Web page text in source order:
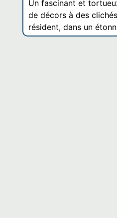
Un fascinant et
de décors à des
résident, dans un